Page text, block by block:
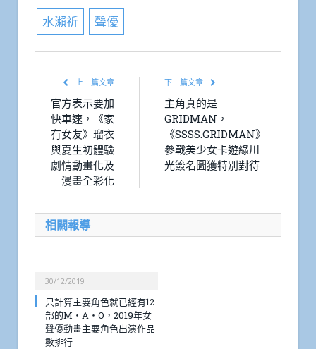
水瀨祈 聲優
上一篇文章
官方表示要加
快車速，《家
有女友》瑠衣
與夏生初體驗
劇情動畫化及
漫畫全彩化
下一篇文章
主角真的是
GRIDMAN，
《SSSS.GRIDMAN》
參戰美少女卡遊綠川
光簽名圖獲特別對待
相關報導
30/12/2019
只計算主要角色就已經有12
部的M・A・O，2019年女
聲優動畫主要角色出演作品
數排行